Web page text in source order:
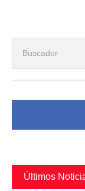
Últimos